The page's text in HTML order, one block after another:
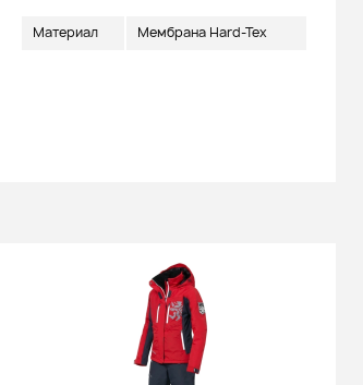
Материал Мембрана Hard-Tex